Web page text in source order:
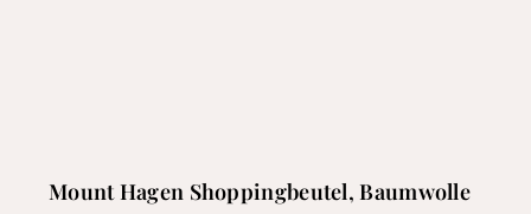
Mount Hagen Shoppingbeutel, Baumwolle